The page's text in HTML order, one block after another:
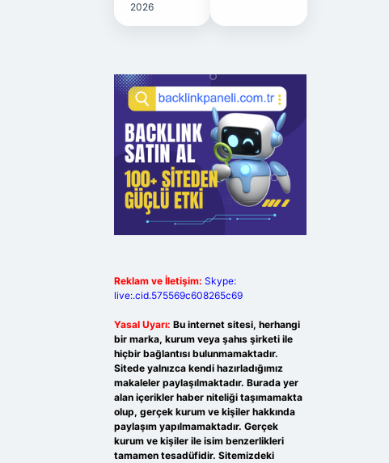
2026
Reklam ve İletişim: Skype:
live:.cid.575569c608265c69
Yasal Uyarı: Bu internet sitesi, herhangi
bir marka, kurum veya şahıs şirketi ile
hiçbir bağlantısı bulunmamaktadır.
Sitede yalnızca kendi hazırladığımız
makaleler paylaşılmaktadır. Burada yer
alan içerikler haber niteliği taşımamakta
olup, gerçek kurum ve kişiler hakkında
paylaşım yapılmamaktadır. Gerçek
kurum ve kişiler ile isim benzerlikleri
tamamen tesadüfidir. Sitemizdeki